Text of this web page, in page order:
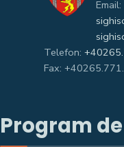
Email:
Telefon:
Fax:
Program